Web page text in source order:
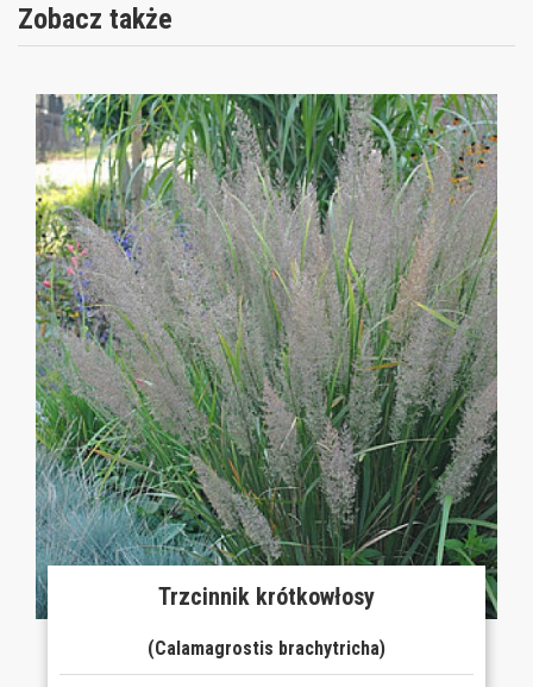
Zobacz także
Trzcinnik krótkowłosy
(Calamagrostis brachytricha)